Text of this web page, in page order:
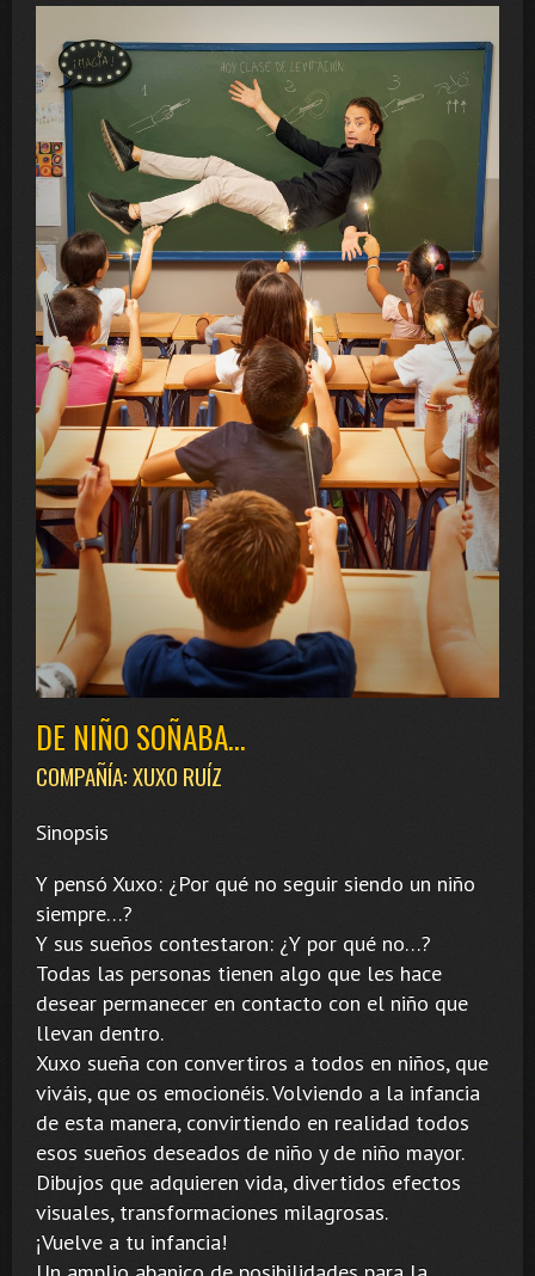
DE NIÑO SOÑABA...
COMPAÑÍA: XUXO RUÍZ
Sinopsis
Y pensó Xuxo: ¿Por qué no seguir siendo un niño
siempre…?
Y sus sueños contestaron: ¿Y por qué no…?
Todas las personas tienen algo que les hace
desear permanecer en contacto con el niño que
llevan dentro.
Xuxo sueña con convertiros a todos en niños, que
viváis, que os emocionéis. Volviendo a la infancia
de esta manera, convirtiendo en realidad todos
esos sueños deseados de niño y de niño mayor.
Dibujos que adquieren vida, divertidos efectos
visuales, transformaciones milagrosas.
¡Vuelve a tu infancia!